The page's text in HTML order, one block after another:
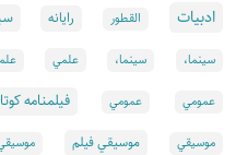
ادبيات القطور رايانه
سینما، سینما، علمي
عمومي عمومي فيلمنامه
موسيقي موسيقي فيلم